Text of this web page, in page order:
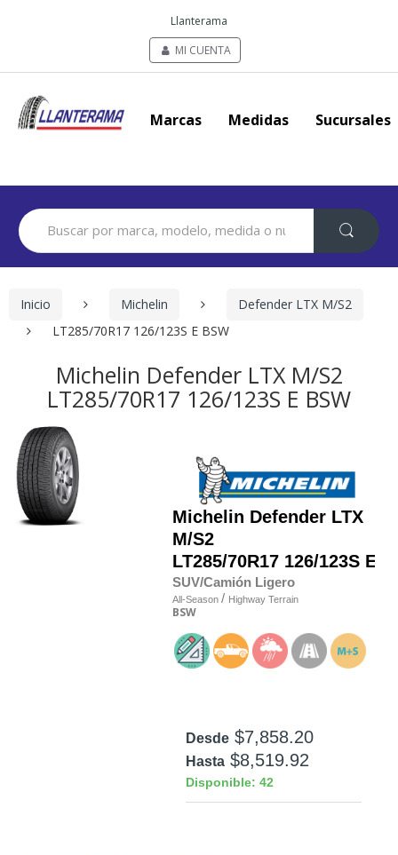
Llanterama
MI CUENTA
Marcas Medidas Sucursales
Search
for:
Inicio Michelin
Defender LTX M/S2
LT285/70R17 126/123S E BSW
Michelin Defender LTX M/S2
LT285/70R17 126/123S E BSW
Michelin Defender LTX
M/S2
LT285/70R17 126/123S E
SUV/Camión Ligero
All-Season / Highway Terrain
BSW
Desde $7,858.20
Hasta $8,519.92
Disponible: 42